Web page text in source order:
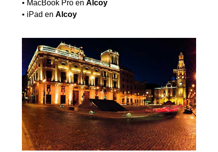
• MacBook Pro en Alcoy
• iPad en Alcoy